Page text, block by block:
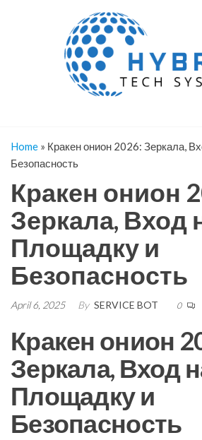
Home » Кракен онион 2026: Зеркала,
Безопасность
Кракен онион
Зеркала, Вход
Площадку и
Безопасность
April 6, 2025 By SERVICE BOT 0
Кракен онион
Зеркала, Вход
Площадку и
Безопасность